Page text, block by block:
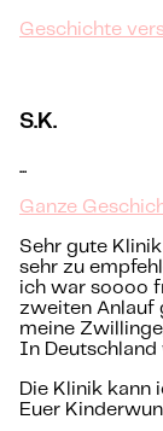
Geschichte
S.K.
...
Ganze
Sehr gute
sehr zu
ich war soooo
zweiten Anlauf
meine
In
Die Klinik kann
Euer